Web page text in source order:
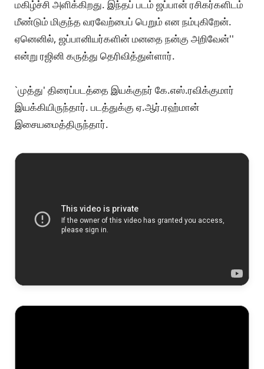
மகிழ்ச்சி அளிக்கிறது. இந்தப் படம் ஜப்பான் ரசிகர்களிடம்
மீண்டும் மிகுந்த வரவேற்பைப் பெறும் என நம்புகிறேன்.
ஏனெனில், ஜப்பானியர்களின் மனதை நன்கு அறிவேன்''
என்று ரஜினி கருத்து தெரிவித்துள்ளார்.
`முத்து' திரைப்படத்தை இயக்குநர் கே.எஸ்.ரவிக்குமார்
இயக்கியிருந்தார். படத்துக்கு ஏ.ஆர்.ரஹ்மான்
இசையமைத்திருந்தார்.